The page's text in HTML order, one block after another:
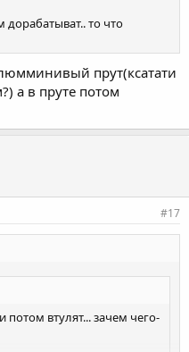
дорабатыват.. то что
прут(ксатати
а в пруте потом
#17
потом втулят... зачем чего-